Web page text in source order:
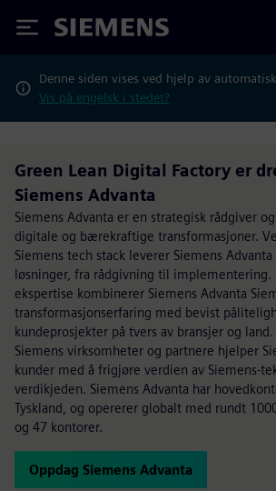
Siemens
Denne siden vises ved hjelp av
Vis på engelsk i stedet?
Green Lean Digital Factory er
Siemens Advanta
Siemens Advanta er en strategisk rådgiver
digitale og bærekraftige transformasjoner.
Siemens tech stack leverer Siemens
løsninger, fra rådgivning til implementering.
ekspertise kombinerer Siemens Advanta
transformasjonserfaring med bevist
kundeprosjekter på tvers av bransjer og
Siemens virksomheter og partnere hjelper
kunder med å frigjøre verdien av Siemens-
verdikjeden. Siemens Advanta har
Tyskland, og opererer globalt med rundt
og 47 kontorer.
Oppdag Siemens Advanta